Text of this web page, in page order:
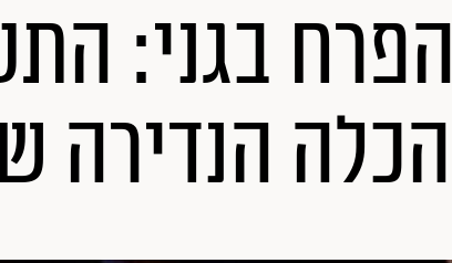
הפרח בגני:
הכלה הנדירה